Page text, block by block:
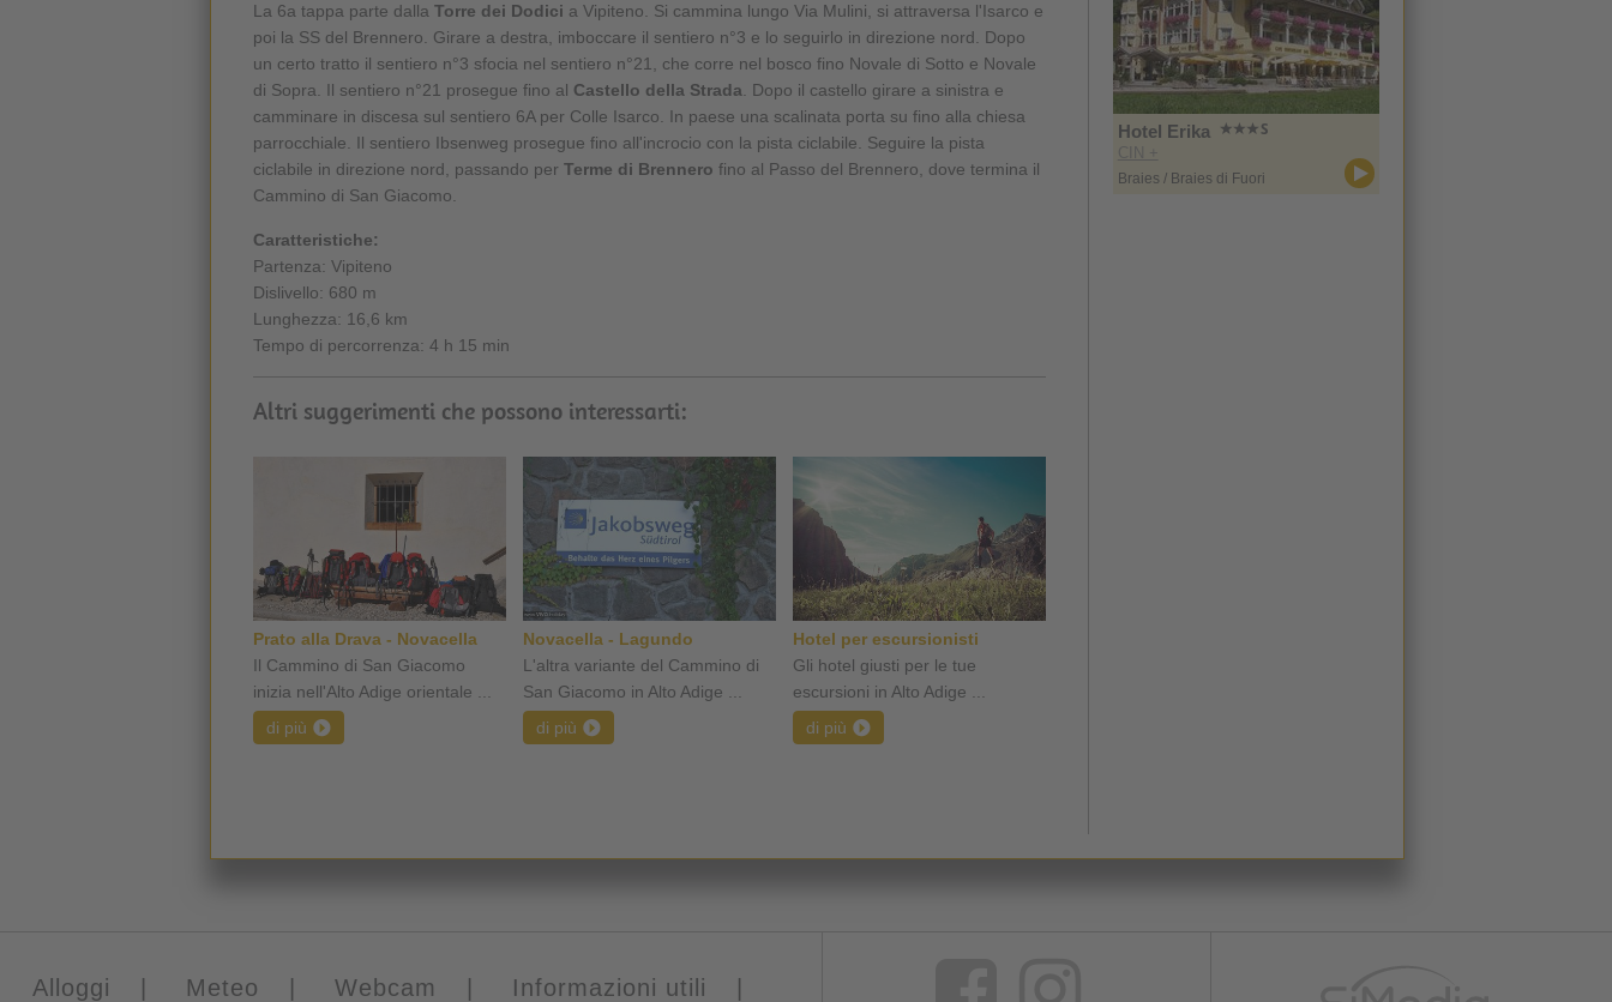
La 6a tappa parte dalla Torre dei Dodici a Vipiteno. Si cammina lungo Via Mulini, si attraversa l'Isarco e
poi la SS del Brennero. Girare a destra, imboccare il sentiero n°3 e lo seguirlo in direzione nord. Dopo
un certo tratto il sentiero n°3 sfocia nel sentiero n°21, che corre nel bosco fino Novale di Sotto e Novale
di Sopra. Il sentiero n°21 prosegue fino al Castello della Strada . Dopo il castello girare a sinistra e
camminare in discesa sul sentiero 6A per Colle Isarco. In paese una scalinata porta su fino alla chiesa
parrocchiale. Il sentiero Ibsenweg prosegue fino all'incrocio con la pista ciclabile. Seguire la pista
ciclabile in direzione nord, passando per Terme di Brennero fino al Passo del Brennero, dove termina il
Cammino di San Giacomo.
Caratteristiche:
Partenza: Vipiteno
Dislivello: 680 m
Lunghezza: 16,6 km
Tempo di percorrenza: 4 h 15 min
Altri suggerimenti che possono interessarti:
Prato alla Drava - Novacella
Il Cammino di San Giacomo
inizia nell'Alto Adige orientale ...
di più
Novacella - Lagundo
L'altra variante del Cammino di
San Giacomo in Alto Adige ...
di più
Hotel per escursionisti
Gli hotel giusti per le tue
escursioni in Alto Adige ...
di più
Hotel Erika
CIN +
Braies / Braies di Fuori
Alloggi Meteo Webcam Informazioni utili